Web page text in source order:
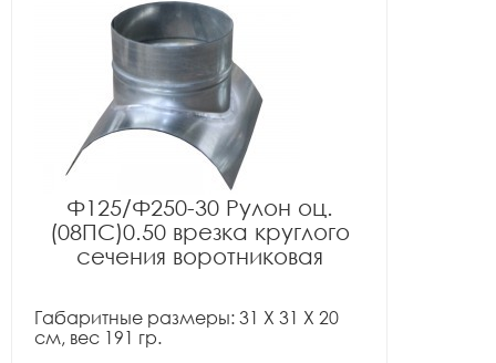
Ф125/Ф250-30 Рулон оц.
(08ПС)0.50 врезка круглого
сечения воротниковая
Габаритные размеры: 31 X 31 X 20
см, вес 191 гр.